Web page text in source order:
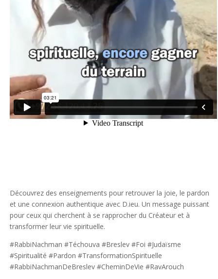
Découvrez des enseignements pour retrouver la joie, le pardon
et une connexion authentique avec D.ieu. Un message puissant
pour ceux qui cherchent à se rapprocher du Créateur et à
transformer leur vie spirituelle.
#RabbiNachman #Téchouva #Breslev #Foi #Judaïsme
#Spiritualité #Pardon #TransformationSpirituelle
#RabbiNachmanDeBreslev #CheminDeVie #RavArouch